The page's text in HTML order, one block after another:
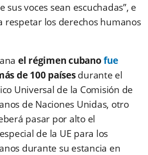
sus voces sean escuchadas”, e
respetar los derechos humanos
el régimen cubanofue
de 100 paísesdurante el
Universal de la Comisión de
de Naciones Unidas, otro
pasar por alto el
de la UE para los
durante su estancia en